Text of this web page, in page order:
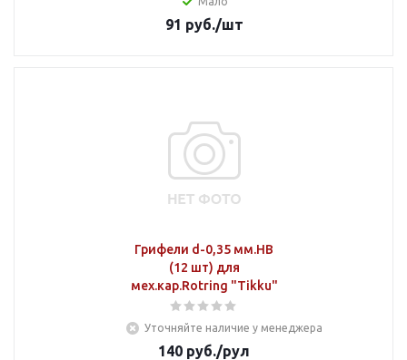
91 руб./шт
Грифели d-0,35 мм.НВ
(12 шт) для
мех.кар.Rotring "Tikku"
Уточняйте наличие у менеджера
140 руб./рул